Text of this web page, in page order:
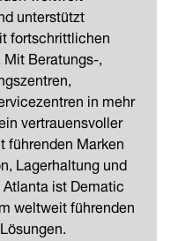
unterstützt
fortschrittlichen
Beratungs-,
in mehr
vertrauensvoller
führenden Marken
Lagerhaltung und
ist Dematic
weltweit führenden